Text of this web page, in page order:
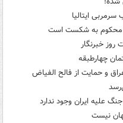
ایتالیا
محکوم به شکست است
روز خبرنگار
چهارطبقه
و حمایت از فالح الفیاض
علیه ایران وجود ندارد
نیست